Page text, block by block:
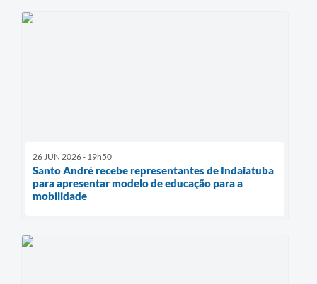
26 JUN 2026 - 19h50
Santo André recebe representantes de Indaiatuba
para apresentar modelo de educação para a
mobilidade